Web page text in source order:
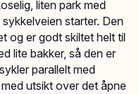
liten park med
starter. Den
og er godt skiltet helt til
lite bakker, så den er
parallelt med
utsikt over det åpne